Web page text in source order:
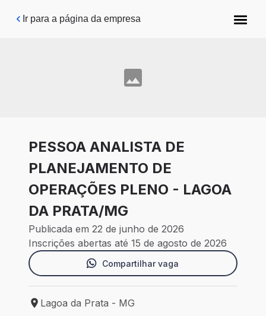
Pular para o conteúdo principal
Ir para a página da empresa
PESSOA ANALISTA DE
PLANEJAMENTO DE
OPERAÇÕES PLENO - LAGOA
DA PRATA/MG
Publicada em 22 de junho de 2026
Inscrições abertas até 15 de agosto de 2026
Compartilhar vaga
Local de trabalho: Lagoa da Prata - MG
Lagoa da Prata - MG